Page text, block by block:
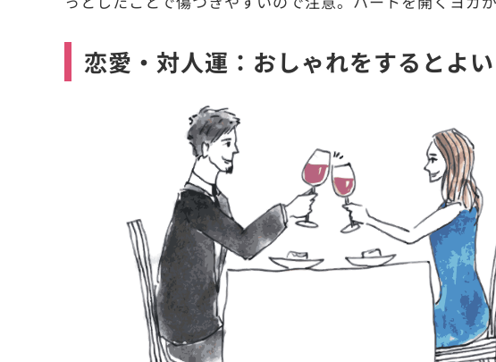
恋愛・対人運：おしゃれをするとよ